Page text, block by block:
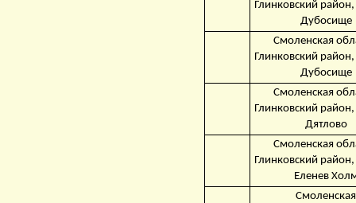
Глинковский
Дубосище
Смоленская
Глинковский
Дубосище
Смоленская
Глинковский
Дятлово
Смоленская
Глинковский
Еленев
Смоленская